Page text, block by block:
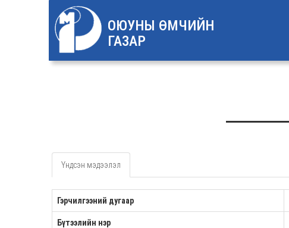
ОЮУНЫ ӨМЧИЙН
ГАЗАР
Үндсэн мэдээлэл
Гэрчилгээний дугаар
Бүтээлийн нэр